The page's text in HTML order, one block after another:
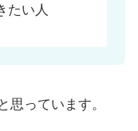
たい人
思っています。